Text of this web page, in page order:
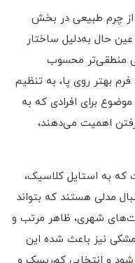
از چرم طبیعی در بخش
عین حال به‌دلیل ساختار
منطقی‌تر محسوب
بهتر روی پا، به تنظیم
برای افرادی که به
اهمیت می‌دهند،
به استایل کلاسیک،
مدلی هستند که بتواند
شهری، ظاهر مرتب و
نیز باعث شده این